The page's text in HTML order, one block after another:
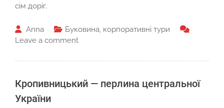
сім доріг.
Anna Буковина, корпоративні тури
Leave a comment
Кропивницький — перлина центральної
України